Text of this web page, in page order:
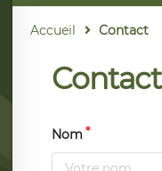
Accueil Contact
Contact
Nom